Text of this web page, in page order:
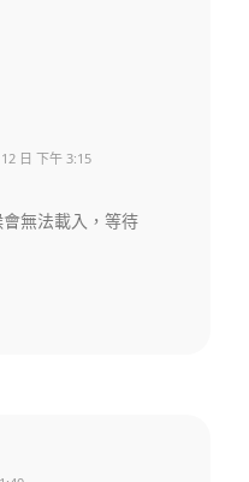
日 下午 3:15
無法載入，等待